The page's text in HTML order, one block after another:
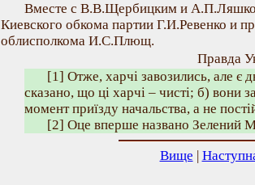
Вместе с В.В.Щербицким и А.П.Ляшко
Киевского обкома партии Г.И.Ревенко и
облисполкома И.С.Плющ.
Правда
[1] Отже, харчі завозились, але є
сказано, що ці харчі – чисті; б) вони
момент приїзду начальства, а не
[2] Оце вперше названо Зелений
Вище |